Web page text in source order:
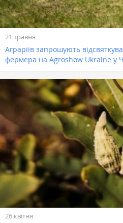
21 травня
Аграріїв запрошують
фермера на Agroshow Ukraine у
26 квітня